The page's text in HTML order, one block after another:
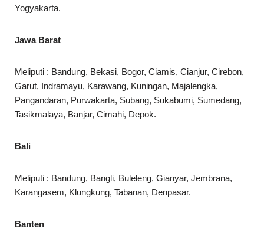
Yogyakarta.
Jawa Barat
Meliputi : Bandung, Bekasi, Bogor, Ciamis, Cianjur, Cirebon,
Garut, Indramayu, Karawang, Kuningan, Majalengka,
Pangandaran, Purwakarta, Subang, Sukabumi, Sumedang,
Tasikmalaya, Banjar, Cimahi, Depok.
Bali
Meliputi : Bandung, Bangli, Buleleng, Gianyar, Jembrana,
Karangasem, Klungkung, Tabanan, Denpasar.
Banten